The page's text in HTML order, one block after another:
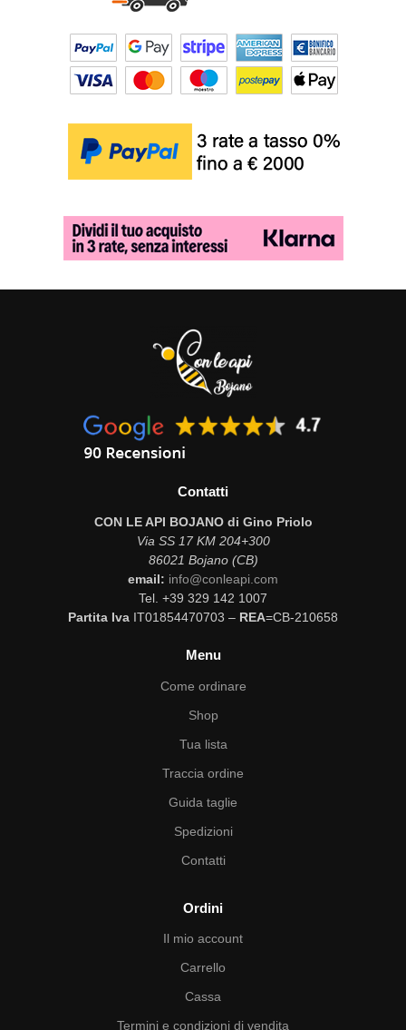
Contatti
CON LE API BOJANO di Gino Priolo
Via SS 17 KM 204+300
86021 Bojano (CB)
email: info@conleapi.com
Tel. +39 329 142 1007
Partita Iva IT01854470703 – REA=CB-210658
Menu
Come ordinare
Shop
Tua lista
Traccia ordine
Guida taglie
Spedizioni
Contatti
Ordini
Il mio account
Carrello
Cassa
Termini e condizioni di vendita